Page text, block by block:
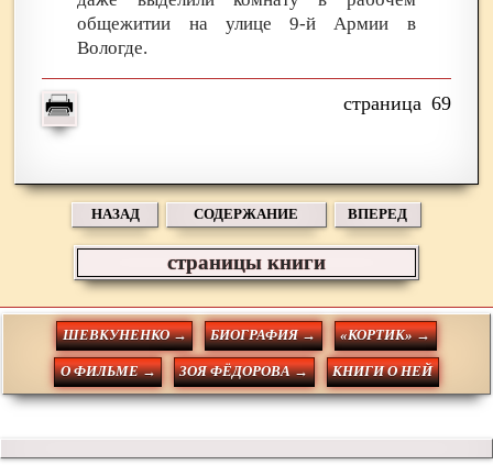
общежитии на улице 9-й Армии в
Вологде.
69
НАЗАД СОДЕРЖАНИЕ ВПЕРЕД
страницы книги
ШЕВКУНЕНКО → БИОГРАФИЯ → «КОРТИК» →
О ФИЛЬМЕ → ЗОЯ ФЁДОРОВА → КНИГИ О НЕЙ